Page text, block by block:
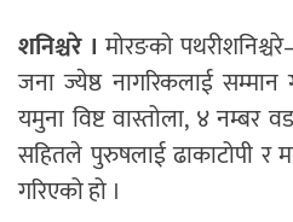
शनिश्चरे । मोरङको
जना ज्येष्ठ नागरिकलाई
यमुना विष्ट वास्तोला, ४ नम्बर
सहितले पुरुषलाई ढाकाटोपी र
गरिएको हो ।